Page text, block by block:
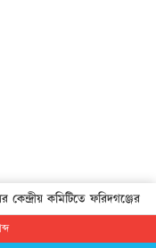
কমিটিতে ফরিদগঞ্জের